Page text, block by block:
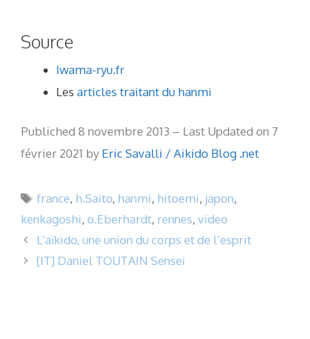
Source
Iwama-ryu.fr
Les articles traitant du hanmi
Publiched 8 novembre 2013 – Last Updated on 7
février 2021 by Eric Savalli / Aikido Blog .net
Étiquettes
france, h.Saito, hanmi, hitoemi, japon,
kenkagoshi, o.Eberhardt, rennes, video
L’aïkido, une union du corps et de l’esprit
[IT] Daniel TOUTAIN Sensei